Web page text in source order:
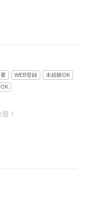
すよ。
WEB登録
未経験OK
！